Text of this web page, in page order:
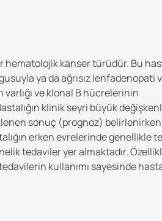
hematolojik kanser türüdür. Bu
ya da ağrısız lenfadenopati
varlığı ve klonal B hücrelerinin
klinik seyri büyük
sonuç (prognoz)
erken evrelerinde genellikle
tedaviler yer almaktadır.
kullanımı sayesinde